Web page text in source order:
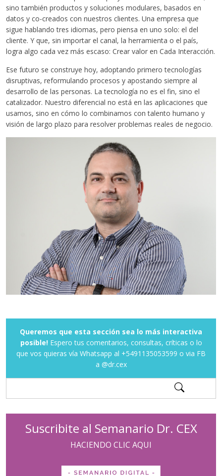
sino también productos y soluciones modulares, basados en
datos y co-creados con nuestros clientes. Una empresa que
sigue hablando tres idiomas, pero piensa en uno solo: el del
cliente. Y que, sin importar el canal, la herramienta o el país,
logra algo cada vez más escaso: Crear valor en Cada Interacción.
Ese futuro se construye hoy, adoptando primero tecnologías
disruptivas, reformulando procesos y apostando siempre al
desarrollo de las personas. La tecnología no es el fin, sino el
catalizador. Nuestro diferencial no está en las aplicaciones que
usamos, sino en cómo lo combinamos con talento humano y
visión de largo plazo para resolver problemas reales de negocio.
Queremos que esta sección sea lo más interactiva
posible!Espero tus comentarios, consultas, críticas o lo
que vos quieras vía Whatsapp al +5491135053599 o via FB
a @dr.cex
Suscribite al Semanario Dr. CEX
HACIENDO CLIC AQUI